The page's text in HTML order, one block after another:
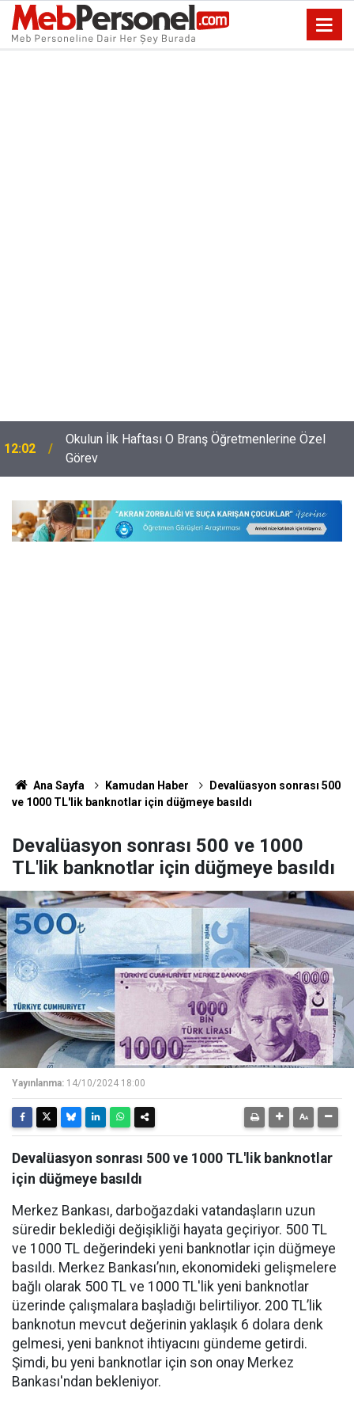
12:02
Okulun İlk Haftası O Branş Öğretmenlerine Özel
Görev
Ana Sayfa Kamudan Haber
Devalüasyon sonrası 500
ve 1000 TL'lik banknotlar için düğmeye basıldı
Devalüasyon sonrası 500 ve 1000
TL'lik banknotlar için düğmeye basıldı
Yayınlanma: 14/10/2024 18:00
Devalüasyon sonrası 500 ve 1000 TL'lik banknotlar
için düğmeye basıldı
Merkez Bankası, darboğazdaki vatandaşların uzun
süredir beklediği değişikliği hayata geçiriyor. 500 TL
ve 1000 TL değerindeki yeni banknotlar için düğmeye
basıldı. Merkez Bankası’nın, ekonomideki gelişmelere
bağlı olarak 500 TL ve 1000 TL'lik yeni banknotlar
üzerinde çalışmalara başladığı belirtiliyor. 200 TL’lik
banknotun mevcut değerinin yaklaşık 6 dolara denk
gelmesi, yeni banknot ihtiyacını gündeme getirdi.
Şimdi, bu yeni banknotlar için son onay Merkez
Bankası'ndan bekleniyor.